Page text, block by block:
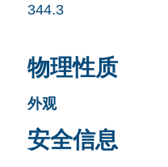
344.3
物理性质
外观
安全信息